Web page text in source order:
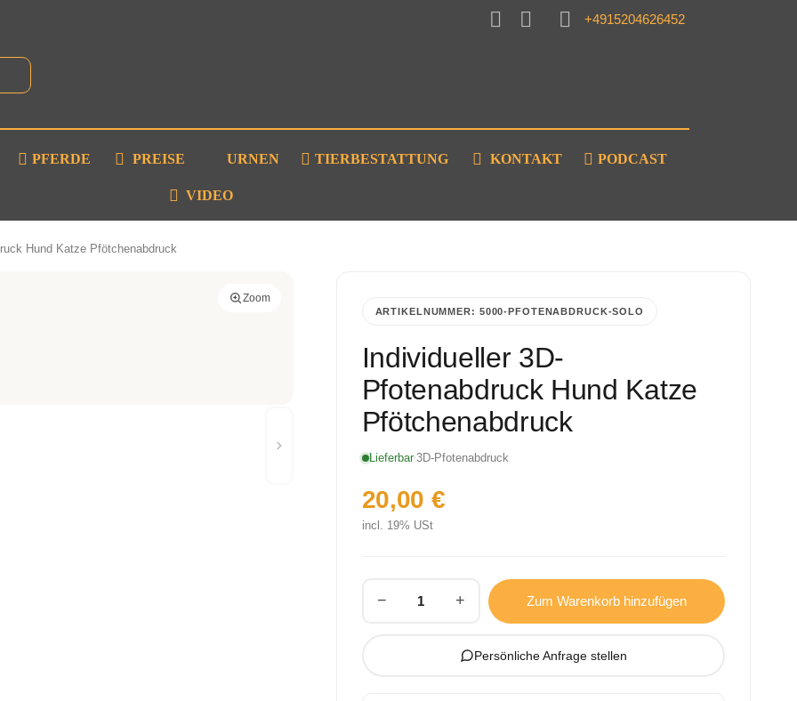
+4915204626452
PFERDE PREISE URNEN TIERBESTATTUNG KONTAKT PODCAST
VIDEO
Hund Katze Pfötchenabdruck
Zoom
ARTIKELNUMMER: 5000-PFOTENABDRUCK-SOLO
Individueller 3D-
Pfotenabdruck Hund Katze
Pfötchenabdruck
Lieferbar 3D-Pfotenabdruck
20,00 €
incl. 19% USt
− + Zum Warenkorb hinzufügen
Persönliche Anfrage stellen